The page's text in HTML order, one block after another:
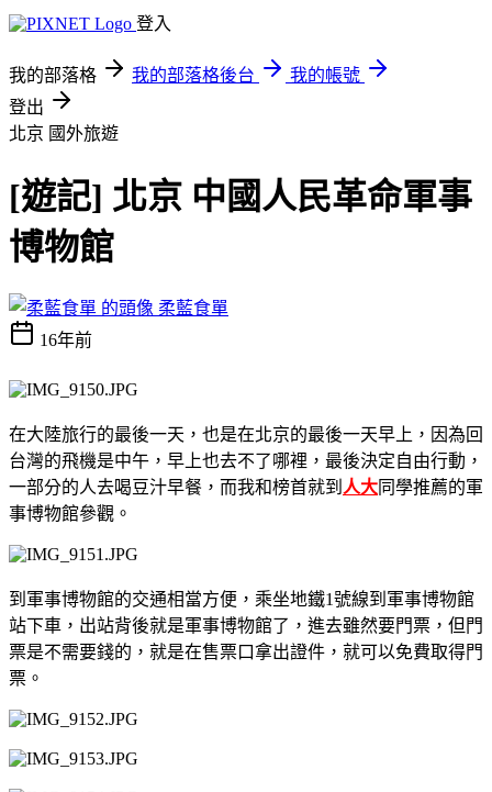
登入
我的部落格 我的部落格後台
我的帳號
登出
北京 國外旅遊
[遊記] 北京 中國人民革命軍事
博物館
柔藍食單
16年前
在大陸旅行的最後一天，也是在北京的最後一天早上，因為回
台灣的飛機是中午，早上也去不了哪裡，最後決定自由行動，
一部分的人去喝豆汁早餐，而我和榜首就到 人大同學推薦的軍
事博物館參觀。
到軍事博物館的交通相當方便，乘坐地鐵1號線到軍事博物館
站下車，出站背後就是軍事博物館了，進去雖然要門票，但門
票是不需要錢的，就是在售票口拿出證件，就可以免費取得門
票。